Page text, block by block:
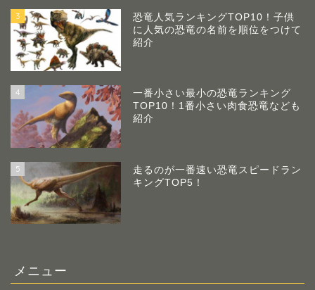
3
恐竜人気ランキングTOP10！子供
に人気の恐竜の名前を順位をつけて
紹介
4
一番小さい最小の恐竜ランキング
TOP10！1番小さい肉食恐竜なども
紹介
5
走るのが一番速い恐竜スピードラン
キングTOP5！
メニュー